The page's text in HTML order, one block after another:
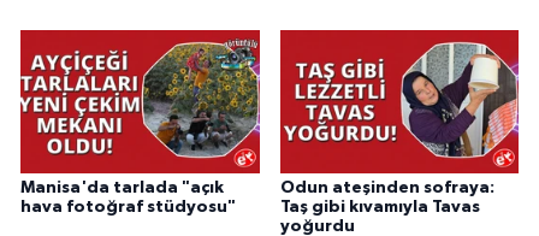
Manisa'da tarlada "açık
hava fotoğraf stüdyosu"
Odun ateşinden sofraya:
Taş gibi kıvamıyla Tavas
yoğurdu